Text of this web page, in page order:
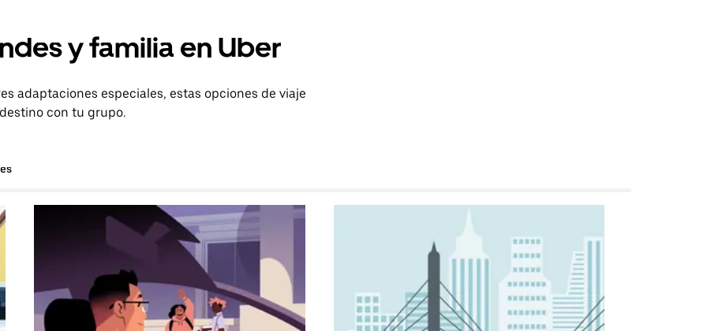
y familia en Uber
adaptaciones especiales, estas opciones de viaje
con tu grupo.